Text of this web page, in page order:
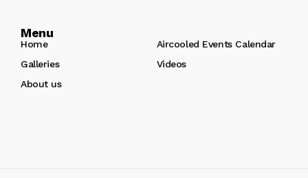
Menu
Home
Aircooled Events Calendar
Galleries
Videos
About us